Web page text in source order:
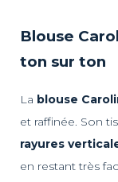
Blouse
ton sur ton
La blouse
et raffinée. Son
rayures
en restant très